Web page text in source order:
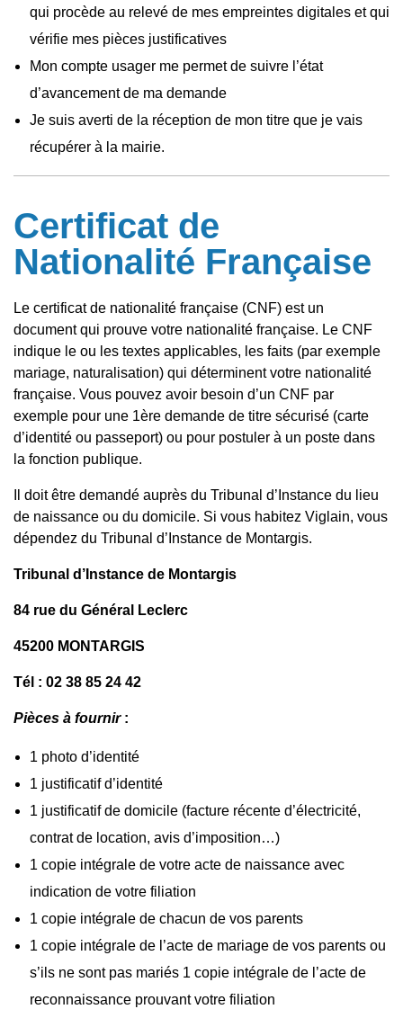
qui procède au relevé de mes empreintes digitales et qui
vérifie mes pièces justificatives
Mon compte usager me permet de suivre l’état
d’avancement de ma demande
Je suis averti de la réception de mon titre que je vais
récupérer à la mairie.
Certificat de
Nationalité Française
Le certificat de nationalité française (CNF) est un
document qui prouve votre nationalité française. Le CNF
indique le ou les textes applicables, les faits (par exemple
mariage, naturalisation) qui déterminent votre nationalité
française. Vous pouvez avoir besoin d’un CNF par
exemple pour une 1ère demande de titre sécurisé (carte
d’identité ou passeport) ou pour postuler à un poste dans
la fonction publique.
Il doit être demandé auprès du Tribunal d’Instance du lieu
de naissance ou du domicile. Si vous habitez Viglain, vous
dépendez du Tribunal d’Instance de Montargis.
Tribunal d’Instance de Montargis
84 rue du Général Leclerc
45200 MONTARGIS
Tél : 02 38 85 24 42
Pièces à fournir :
1 photo d’identité
1 justificatif d’identité
1 justificatif de domicile (facture récente d’électricité,
contrat de location, avis d’imposition…)
1 copie intégrale de votre acte de naissance avec
indication de votre filiation
1 copie intégrale de chacun de vos parents
1 copie intégrale de l’acte de mariage de vos parents ou
s’ils ne sont pas mariés 1 copie intégrale de l’acte de
reconnaissance prouvant votre filiation